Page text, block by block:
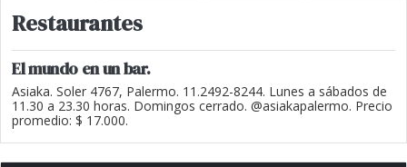
Restaurantes
El mundo en un bar.
Asiaka. Soler 4767, Palermo. 11.2492-8244. Lunes a sábados de
11.30 a 23.30 horas. Domingos cerrado. @asiakapalermo. Precio
promedio: $ 17.000.